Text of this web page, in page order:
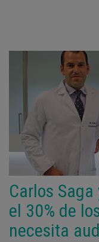
Carlos
el 30% de
necesita